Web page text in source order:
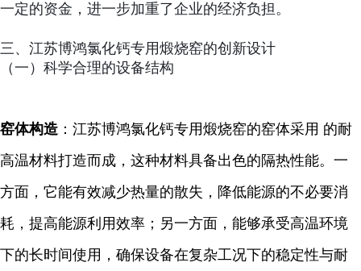
一定的资金，进一步加重了企业的经济负担。
三、江苏博鸿氯化钙专用煅烧窑的创新设计
（一）科学合理的设备结构
窑体构造 ：江苏博鸿氯化钙专用煅烧窑的窑体采用 的耐
高温材料打造而成，这种材料具备出色的隔热性能。一
方面，它能有效减少热量的散失，降低能源的不必要消
耗，提高能源利用效率；另一方面，能够承受高温环境
下的长时间使用，确保设备在复杂工况下的稳定性与耐